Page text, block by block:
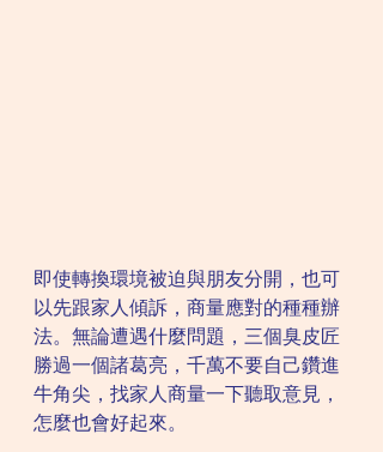
即使轉換環境被迫與朋友分開，也可
以先跟家人傾訴，商量應對的種種辦
法。無論遭遇什麼問題，三個臭皮匠
勝過一個諸葛亮，千萬不要自己鑽進
牛角尖，找家人商量一下聽取意見，
怎麼也會好起來。